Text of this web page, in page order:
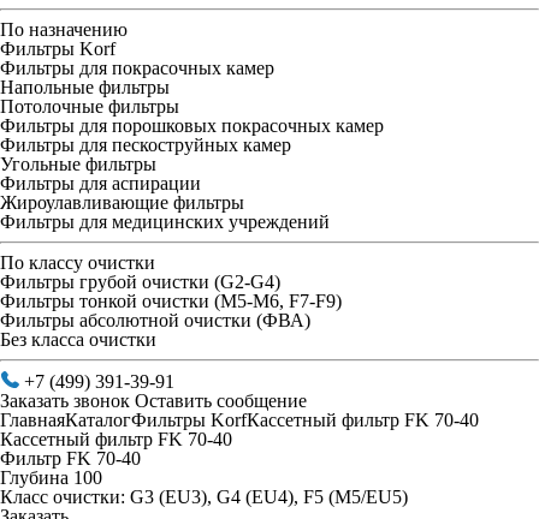
По назначению
Фильтры Korf
Фильтры для покрасочных камер
Напольные фильтры
Потолочные фильтры
Фильтры для порошковых покрасочных камер
Фильтры для пескоструйных камер
Угольные фильтры
Фильтры для аспирации
Жироулавливающие фильтры
Фильтры для медицинских учреждений
По классу очистки
Фильтры грубой очистки (G2-G4)
Фильтры тонкой очистки (М5-М6, F7-F9)
Фильтры абсолютной очистки (ФВА)
Без класса очистки
+7 (499) 391-39-91
Заказать звонок Оставить сообщение
ГлавнаяКаталогФильтры KorfКассетный фильтр FK 70-40
Кассетный фильтр FK 70-40
Фильтр FK 70-40
Глубина 100
Класс очистки: G3 (EU3), G4 (EU4), F5 (M5/EU5)